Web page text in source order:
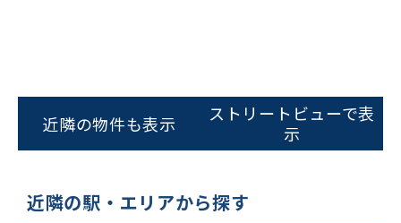
スムーズにご案内できます
0120-620-213
近隣の物件も表示
ストリートビューで表
示
近隣の駅・エリアから探す